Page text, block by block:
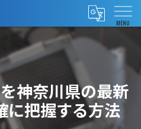
神奈川県の最新
に把握する方法